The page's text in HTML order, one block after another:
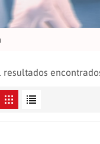
resultados